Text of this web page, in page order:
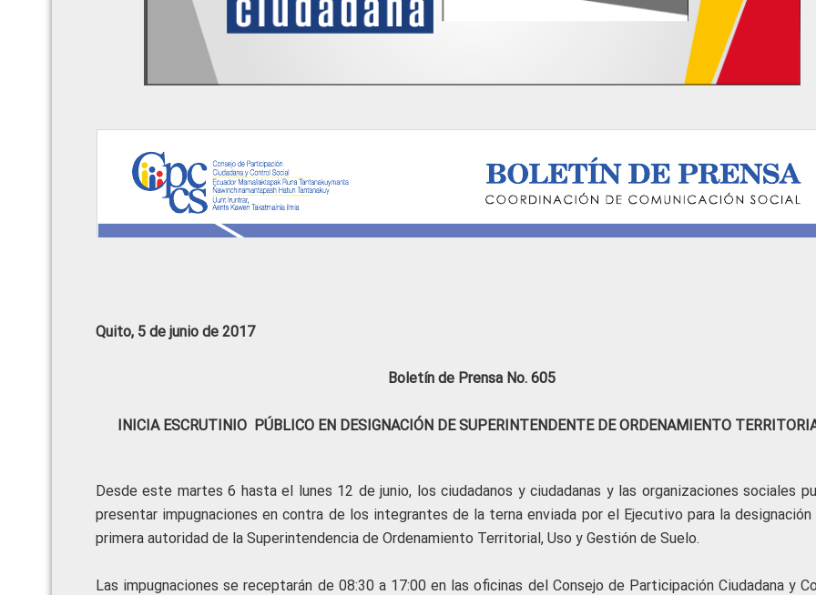
Quito, 5 de junio de 2017
Boletín de Prensa No. 605
INICIA ESCRUTINIO PÚBLICO EN DESIGNACIÓN DE SUPERINTENDENTE DE ORDENAMIENTO
Desde este martes 6 hasta el lunes 12 de junio, los ciudadanos y ciudadanas y las organizaciones sociales
presentar impugnaciones en contra de los integrantes de la terna enviada por el Ejecutivo para la designación
primera autoridad de la Superintendencia de Ordenamiento Territorial, Uso y Gestión de Suelo.
Las impugnaciones se receptarán de 08:30 a 17:00 en las oficinas del Consejo de Participación Ciudadana y